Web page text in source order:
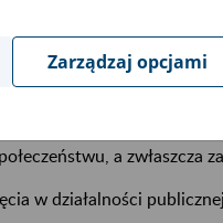
służbę na rzecz dobra
w najważniejszych
został ustanowiony
a zwłaszcza
w działalności
Zarządzaj opcjami